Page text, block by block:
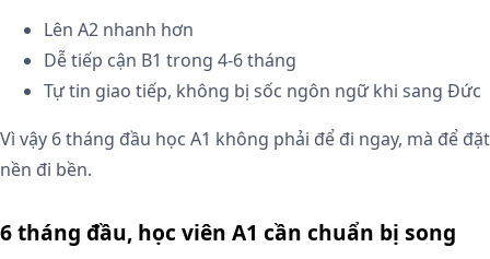
Lên A2 nhanh hơn
Dễ tiếp cận B1 trong 4-6 tháng
Tự tin giao tiếp, không bị sốc ngôn ngữ khi sang Đức
Vì vậy 6 tháng đầu học A1 không phải để đi ngay, mà để đặt
nền đi bền.
6 tháng đầu, học viên A1 cần chuẩn bị song